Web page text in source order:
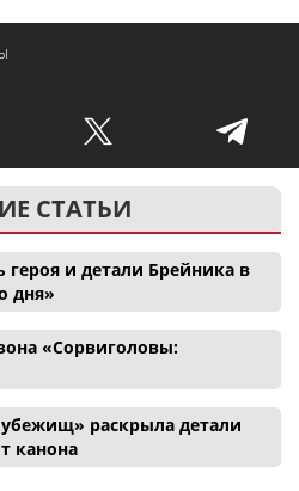
СТАТЬИ
и детали Брейника в
дня»
«Сорвиголовы:
раскрыла детали
канона